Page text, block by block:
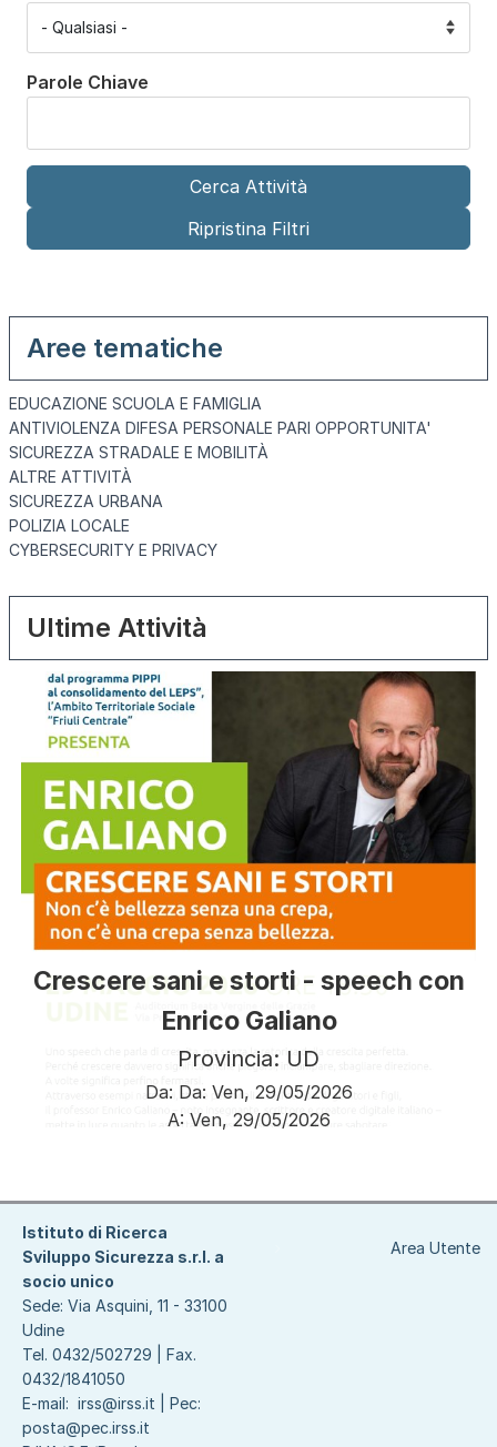
Parole Chiave
Aree tematiche
EDUCAZIONE SCUOLA E FAMIGLIA
ANTIVIOLENZA DIFESA PERSONALE PARI OPPORTUNITA'
SICUREZZA STRADALE E MOBILITÀ
ALTRE ATTIVITÀ
SICUREZZA URBANA
POLIZIA LOCALE
CYBERSECURITY E PRIVACY
Ultime Attività
Crescere sani e storti - speech con
Enrico Galiano
Provincia: UD
Da: Da: Ven, 29/05/2026
A: Ven, 29/05/2026
Area Utente
Istituto di Ricerca
Sviluppo Sicurezza s.r.l. a
socio unico
Sede: Via Asquini, 11 - 33100
Udine
Tel. 0432/502729 | Fax.
0432/1841050
E-mail: irss@irss.it | Pec:
posta@pec.irss.it